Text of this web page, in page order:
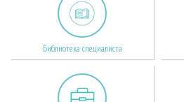
Библиотека специалиста